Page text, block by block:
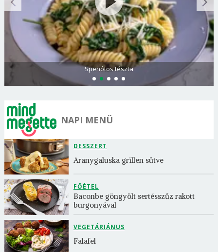
Spenótos tészta
NAPI MENÜ
DESSZERT
Aranygaluska grillen sütve
FŐÉTEL
Baconbe göngyölt sertésszűz rakott
burgonyával
VEGETÁRIÁNUS
Falafel